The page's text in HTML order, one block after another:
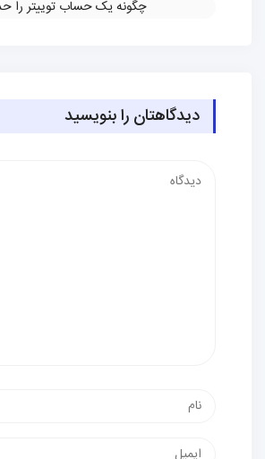
چگونه یک حساب توییتر را
دیدگاهتان را بنویسید